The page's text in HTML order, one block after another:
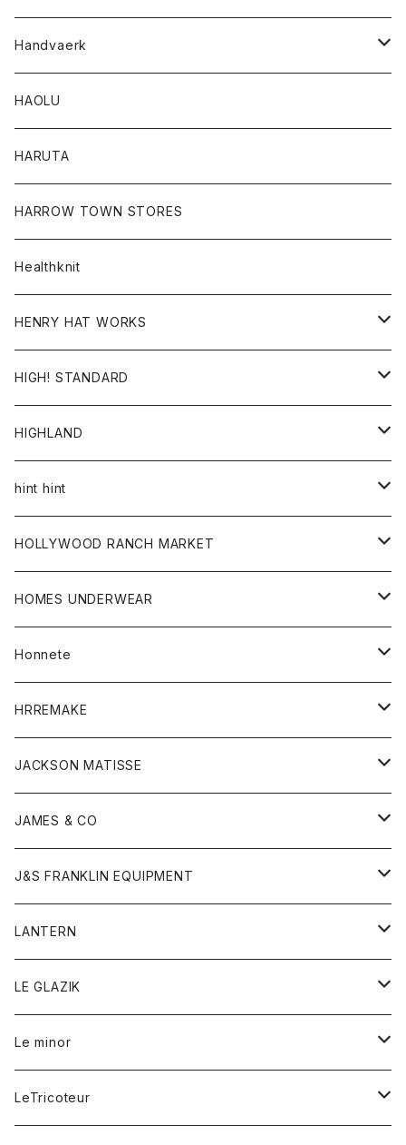
アウター
カーディガン
コート
トップス
シャツ
スウェット
レディース
カーディガン
コート
ボトム
パンツ
Handvaerk
トップス
Tシャツ
ロンTEE
HAOLU
HARUTA
HARROW TOWN STORES
Healthknit
HENRY HAT WORKS
帽子
HIGH! STANDARD
アウター
ジャケット
トップス
シャツ
カーディガン
ボトム
グッズ
帽子
HIGHLAND
帽子
hint hint
ストール
HOLLYWOOD RANCH MARKET
アウター
カーディガン
コート
フリース
アクセサリー
ウォレット
ストール
マフラー
リング
キッズ
Tシャツ
グッズ
アンダーウェア
靴
バンダナ
トップス
カーディガン
ジャケット
ボトム
オーバーオール
ショートパンツ
レディース
アウター
カーディガン
HOMES UNDERWEAR
アウター
カーディガン
コート
キッズ
Tシャツ
ロンパース
グッズ
靴
ストール
トップス
カットソー
シャツ
ボトム
オーバーオール
ショートパンツ
レディース
オーバーオール
シャツ
ワンピース
ワンピース
Honnete
ブラウス
ワンピース
HRREMAKE
バック
キッズ
トレーナー
トップス
Gジャケット
スウェット
帽子
JACKSON MATISSE
Tシャツ
帽子
JAMES & CO
ボトム
J&S FRANKLIN EQUIPMENT
アウター
LANTERN
アウター
Tシャツ
LE GLAZIK
レディース
コート
Le minor
ボトム
LeTricoteur